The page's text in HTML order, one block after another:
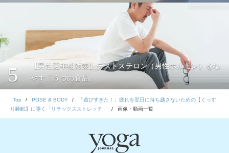
5
【男性更年期対策】テストステロン（男性ホルモン）を増
やす「５つの食品」
Top POSE & BODY
「遊びすぎた！」疲れを翌日に持ち越さないための【ぐっす
り睡眠】に導く「リラックスストレッチ」
画像・動画一覧